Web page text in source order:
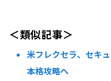
＜類似記事＞
米フレクセラ、セキ
本格攻略へ